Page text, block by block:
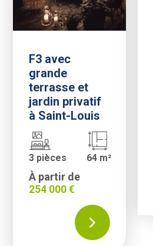
F3 avec
grande
terrasse et
jardin privatif
à Saint-Louis
3 pièces 64 m²
À partir de
254 000 €